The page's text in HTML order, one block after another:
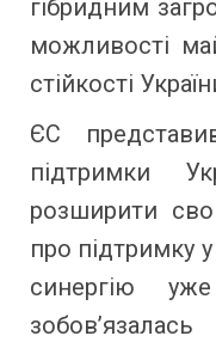
гібридним
можливості
стійкості
ЄС
підтримки
розширити
про підтримку
синергію